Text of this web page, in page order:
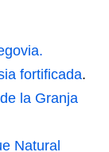
fortificada.
la Granja
Natural